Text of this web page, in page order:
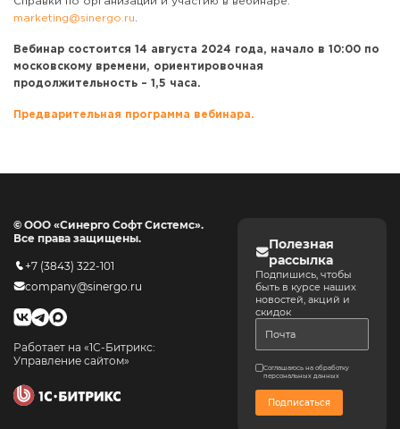
marketing@sinergo.ru
Вебинар состоится 14 августа 2024 года, начало в 10:00 по
московскому времени, ориентировочная
продолжительность – 1,5 часа.
Предварительная программа вебинара.
© ООО «Синерго Софт Системс».
Все права защищены.
+7 (3843) 322-101
company@sinergo.ru
Работает на «1С-Битрикс:
Управление сайтом»
Полезная
рассылка
Подпишись, чтобы
быть в курсе наших
новостей, акций и
скидок
Соглашаюсь на обработку
персональных данных
Подписаться